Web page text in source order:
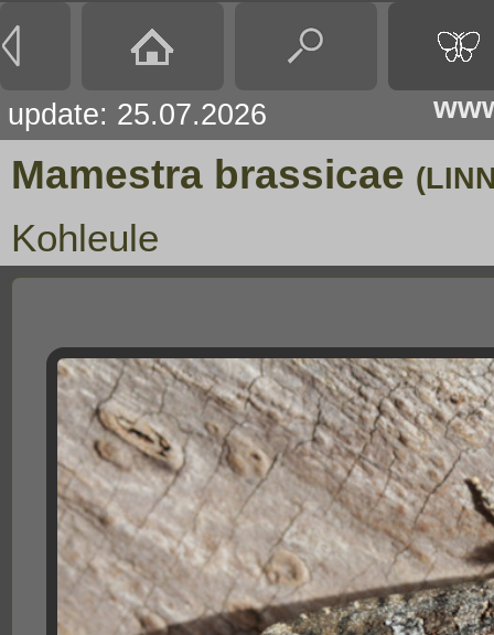
update: 25.07.2026
Mamestra brassicae
Kohleule